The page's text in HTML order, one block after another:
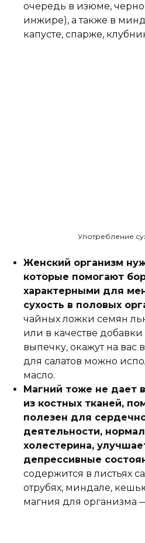
очередь в изюме,
инжире), а также в
капусте, спарже,
Употребление
Женский организм
которые помогают
характерными для
сухость в половых
чайных ложки семян
или в качестве
выпечку, окажут на вас
для салатов можно
масло.
Магний тоже не дает
из костных тканей,
полезен для
деятельности,
холестерина,
депрессивные
содержится в листьях
отрубях, миндале,
магния для организма